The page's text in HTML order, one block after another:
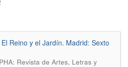
Reino y el Jardín. Madrid: Sexto
Revista de Artes, Letras y